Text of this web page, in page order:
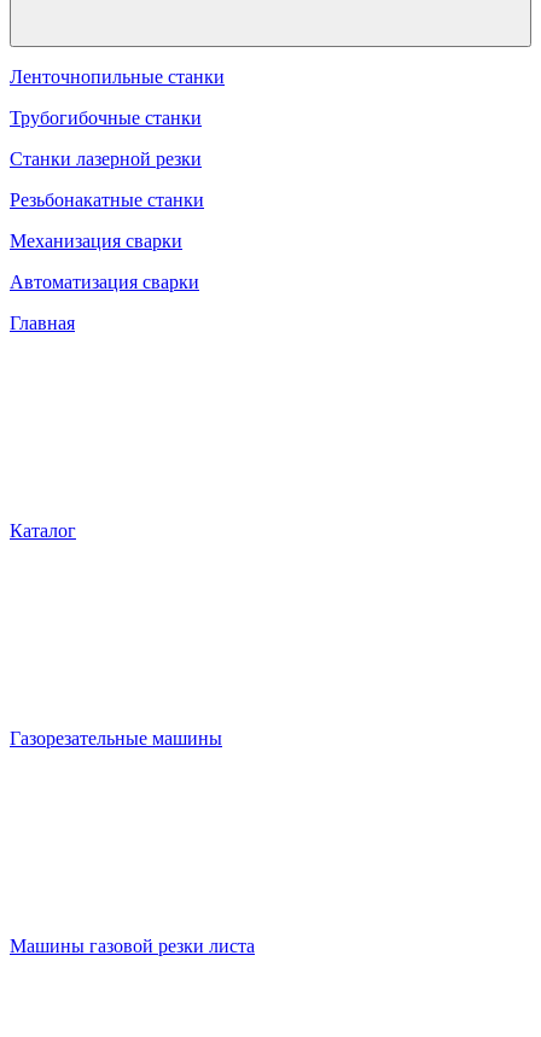
Ленточнопильные станки
Трубогибочные станки
Станки лазерной резки
Резьбонакатные станки
Механизация сварки
Автоматизация сварки
Главная
Каталог
Газорезательные машины
Машины газовой резки листа